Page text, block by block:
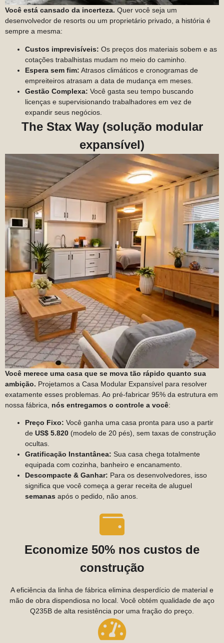
Você está cansado da incerteza. Quer você seja um
desenvolvedor de resorts ou um proprietário privado, a história é
sempre a mesma:
Custos imprevisíveis: Os preços dos materiais sobem e as
cotações trabalhistas mudam no meio do caminho.
Espera sem fim: Atrasos climáticos e cronogramas de
empreiteiros atrasam a data de mudança em meses.
Gestão Complexa: Você gasta seu tempo buscando
licenças e supervisionando trabalhadores em vez de
expandir seus negócios.
The Stax Way (solução modular
expansível)
Você merece uma casa que se mova tão rápido quanto sua
ambição. Projetamos a Casa Modular Expansível para resolver
exatamente esses problemas. Ao pré-fabricar 95% da estrutura em
nossa fábrica, nós entregamos o controle a você:
Preço Fixo: Você ganha uma casa pronta para uso a partir
de US$ 5.820 (modelo de 20 pés), sem taxas de construção
ocultas.
Gratificação Instantânea: Sua casa chega totalmente
equipada com cozinha, banheiro e encanamento.
Descompacte & Ganhar: Para os desenvolvedores, isso
significa que você começa a gerar receita de aluguel
semanas após o pedido, não anos.
Economize 50% nos custos de
construção
A eficiência da linha de fábrica elimina desperdício de material e
mão de obra dispendiosa no local. Você obtém qualidade de aço
Q235B de alta resistência por uma fração do preço.